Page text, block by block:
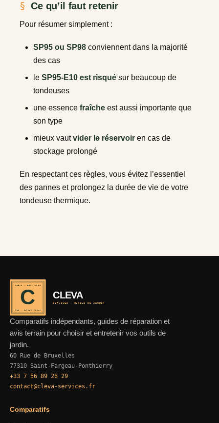
Ce qu’il faut retenir
Pour résumer simplement :
SP95 ou SP98 conviennent dans la majorité
des cas
le SP95-E10 est risqué sur beaucoup de
tondeuses
une essence fraîche est aussi importante que
son type
mieux vautvider le réservoir en cas de
stockage prolongé
En respectant ces règles, vous évitez l’essentiel
des pannes et prolongez la durée de vie de votre
tondeuse thermique.
C
CLEVA · EST. 2024
REF · GARDEN TOOLS
CLEVA
SERVICES · OUTILS DE JARDIN
Comparatifs indépendants, guides de réparation et
avis terrain pour choisir et entretenir vos outils de
jardin.
60 Rue de Bruxelles
77310 Saint-Fargeau-Ponthierry
+33 7 56 89 26 29
contact@cleva-services.fr
Comparatifs